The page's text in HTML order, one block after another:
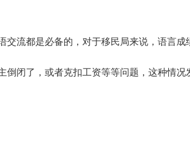
流都是必备的，对于移民局来说，语言成
闭了，或者克扣工资等等问题，这种情况